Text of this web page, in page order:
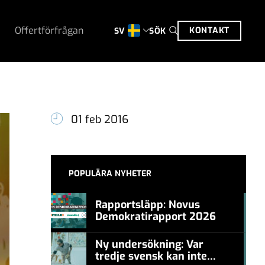
Offertförfrågan SV SÖK KONTAKT
01 feb 2016
POPULÄRA NYHETER
Rapportsläpp: Novus
Demokratirapport 2026
Ny undersökning: Var
tredje svensk kan inte